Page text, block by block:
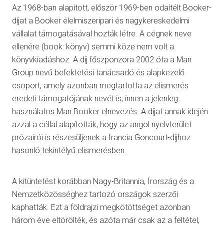
Az 1968-ban alapított, először 1969-ben odaítélt Booker-
díjat a Booker élelmiszeripari és nagykereskedelmi
vállalat támogatásával hozták létre. A cégnek neve
ellenére (book: könyv) semmi köze nem volt a
könyvkiadáshoz. A díj főszponzora 2002 óta a Man
Group nevű befektetési tanácsadó és alapkezelő
csoport, amely azonban megtartotta az elismerés
eredeti támogatójának nevét is; innen a jelenleg
használatos Man Booker elnevezés. A díjat annak idején
azzal a céllal alapították, hogy az angol nyelvterület
prózaírói is részesüljenek a francia Goncourt-díjhoz
hasonló tekintélyű elismerésben.
A kitüntetést korábban Nagy-Britannia, Írország és a
Nemzetközösséghez tartozó országok szerzői
kaphatták. Ezt a földrajzi megkötöttséget azonban
három éve eltörölték, és azóta már csak az a feltétel,